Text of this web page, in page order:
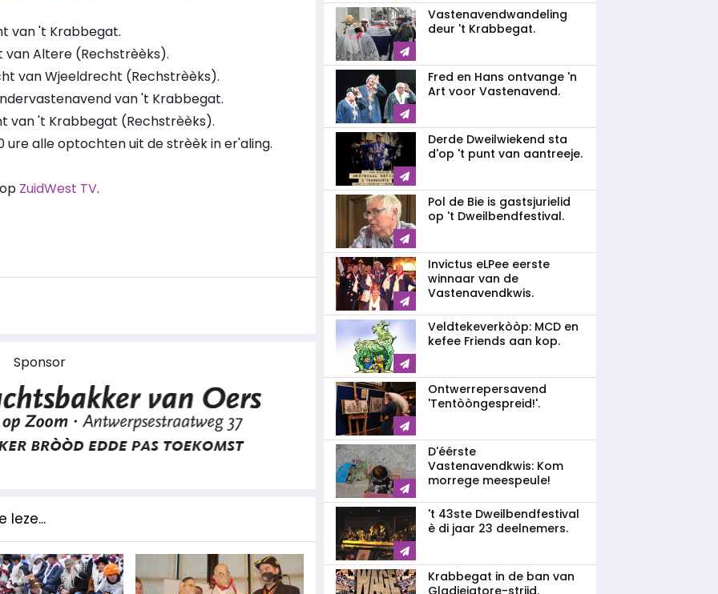
van 't Krabbegat.
van Altere (Rechstrèèks).
van Wjeeldrecht (Rechstrèèks).
van 't Krabbegat.
van 't Krabbegat (Rechstrèèks).
ure alle optochten uit de strèèk in er'aling.
ZuidWest TV.
Sponsor
leze...
Vastenavendwandeling
deur 't Krabbegat.
Fred en Hans ontvange 'n
Art voor Vastenavend.
Derde Dweilwiekend sta
d'op 't punt van aantreeje.
Pol de Bie is gastsjurielid
op 't Dweilbendfestival.
Invictus eLPee eerste
winnaar van de
Vastenavendkwis.
Veldtekeverkòòp: MCD en
kefee Friends aan kop.
Ontwerrepersavend
'Tentòòngespreid!'.
D'éérste
Vastenavendkwis: Kom
morrege meespeule!
't 43ste Dweilbendfestival
è di jaar 23 deelnemers.
Krabbegat in de ban van
Gladiejatore-strijd.